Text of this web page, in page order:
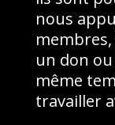
nous
un don
même
travailler